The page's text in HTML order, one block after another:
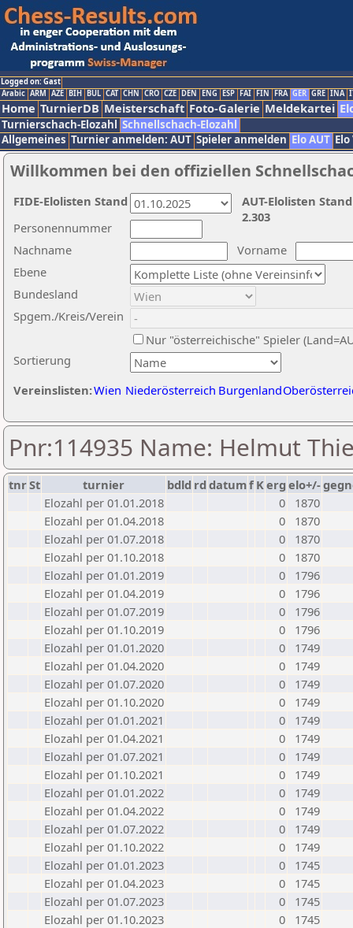
Logged on: Gast
Arabic ARM AZE BIH BUL CAT CHN CRO CZE DEN ENG ESP FAI FIN FRA GER GRE INA
Home TurnierDB Meisterschaft Foto-Galerie Meldekartei
Turnierschach-Elozahl Schnellschach-Elozahl
Allgemeines Turnier anmelden: AUT Spieler anmelden Elo AUT
Willkommen bei den offiziellen
Nachname
Vorname
Ebene
Sortierung
Personennummer
Bundesland
Spgem./Kreis/Verein
Nur "österreichische" Spieler
Vereinslisten:Wien Niederösterreich Burgenland
AUT-Elolisten
2.303
FIDE-Elolisten Stand
Pnr:114935 Name: Helmut
tnrSt turnier bdld rd datumf Kerg elo+/-
Elozahl per 01.01.2018
0
1870
Elozahl per 01.04.2018
0
1870
Elozahl per 01.07.2018
0
1870
Elozahl per 01.10.2018
0
1870
Elozahl per 01.01.2019
0
1796
Elozahl per 01.04.2019
0
1796
Elozahl per 01.07.2019
0
1796
Elozahl per 01.10.2019
0
1796
Elozahl per 01.01.2020
0
1749
Elozahl per 01.04.2020
0
1749
Elozahl per 01.07.2020
0
1749
Elozahl per 01.10.2020
0
1749
Elozahl per 01.01.2021
0
1749
Elozahl per 01.04.2021
0
1749
Elozahl per 01.07.2021
0
1749
Elozahl per 01.10.2021
0
1749
Elozahl per 01.01.2022
0
1749
Elozahl per 01.04.2022
0
1749
Elozahl per 01.07.2022
0
1749
Elozahl per 01.10.2022
0
1749
Elozahl per 01.01.2023
0
1745
Elozahl per 01.04.2023
0
1745
Elozahl per 01.07.2023
0
1745
Elozahl per 01.10.2023
0
1745